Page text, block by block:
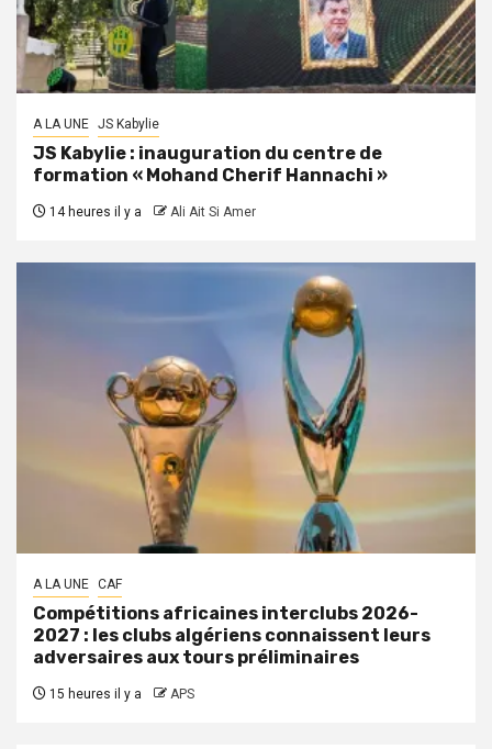
A LA UNE JS Kabylie
JS Kabylie : inauguration du centre de
formation « Mohand Cherif Hannachi »
14 heures il y a Ali Ait Si Amer
A LA UNE CAF
Compétitions africaines interclubs 2026-
2027 : les clubs algériens connaissent leurs
adversaires aux tours préliminaires
15 heures il y a APS